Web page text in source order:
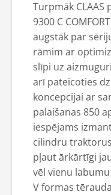
Turpmāk CLAAS
9300 C
augstāk par
rāmim ar
slīpi uz
arī pateicoties
koncepcijai ar
palaišanas 850
iespējams
cilindru
pļaut ārkārtīgi
vēl vienu
V formas